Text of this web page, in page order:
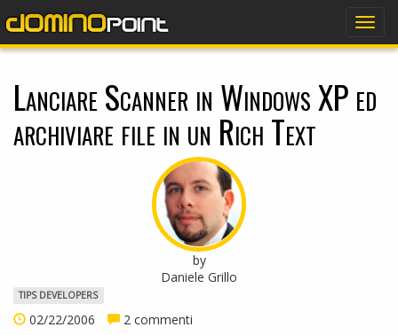
Lanciare Scanner in Windows XP ed
archiviare file in un Rich Text
by
Daniele Grillo
TIPS DEVELOPERS
02/22/2006 2 commenti